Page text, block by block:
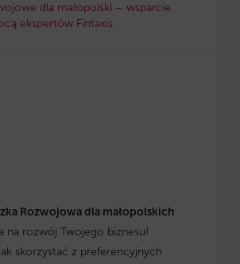
dla małopolski – wsparcie
ekspertów Fintaxis
Rozwojowa dla małopolskich
na rozwój Twojego biznesu!
skorzystać z preferencyjnych